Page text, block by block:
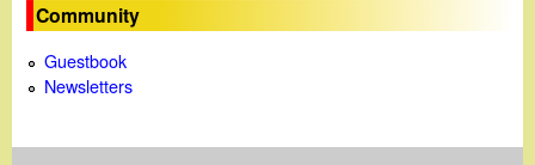
Community
Guestbook
Newsletters